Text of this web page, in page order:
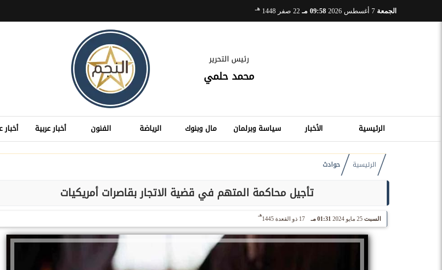
الجمعة 09:58 مـ 22 صفر 1448 هـ
رئيس التحرير
محمد حلمي
الرئيسية الأخبار سياسة وبرلمان مال وبنوك الرياضة الفنون أخبار عربية
الرئيسية حوادث
تأجيل محاكمة المتهم في قضية الاتجار بقاصرات أمريكيات
السبت 25 مايو 2024 01:31 مـ 17 ذو القعدة 1445
هـ